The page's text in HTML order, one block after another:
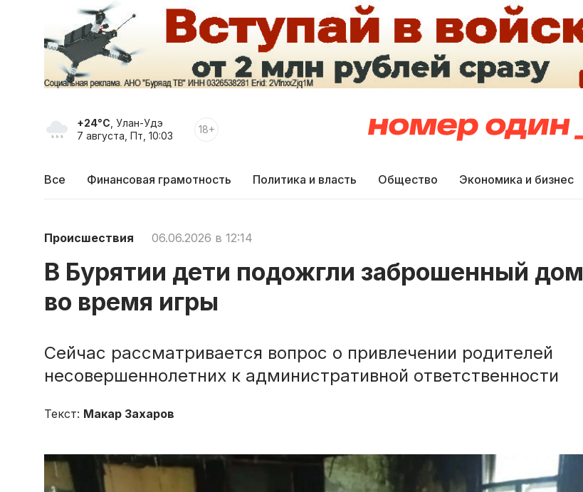
+24°C , Улан-Удэ
7 августа, Пт, 10:03
18+
Все Финансовая грамотность Политика и власть Общество Экономика и бизнес
Происшествия 06.06.2026 в 12:14
В Бурятии дети подожгли заброшенный дом
во время игры
Сейчас рассматривается вопрос о привлечении родителей
несовершеннолетних к административной ответственности
Текст: Макар Захаров